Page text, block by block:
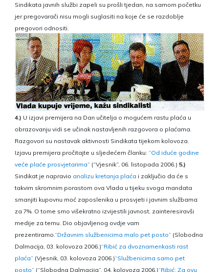
Sindikata javnih službi zapeli su prošli tjedan, na samom početku
jer pregovarači nisu mogli suglasiti na koje će se razdoblje
pregovori odnositi.
4.) U izjavi premijera na Dan učitelja o mogućem rastu plaća u
obrazovanju vidi se učinak nastavljenih razgovora o plaćama.
Razgovori su nastavak aktivnosti Sindikata tijekom kolovoza.
Izjavu premijera pročitajte u sljedećem članku: “Od iduće godine
veće plaće prosvjetarima” (“Vjesnik”, 06. listopada 2006.) 5.)
Sindikat je napravio analizu kretanja plaća i zaključio da će s
takvim skromnim porastom ova Vlada u tijeku svoga mandata
smanjiti kupovnu moć zaposlenika u prosvjeti i javnim službama
za 7%. O tome smo višekratno izvijestili javnost, zainteresiravši
medije za temu. Dio objavljenog ovdje vam
prezentiramo. “Državnim službenicima malo pet posto” (Slobodna
Dalmacija, 03. kolovoza 2006.)“Ribić za dvoznamenkasti rast
plaća” (Vjesnik, 03. kolovoza 2006.)“Službenicima samo pet
posto” (“Slobodna Dalmacija”, 04. kolovoza 2006.)“Ribić: Za ovu